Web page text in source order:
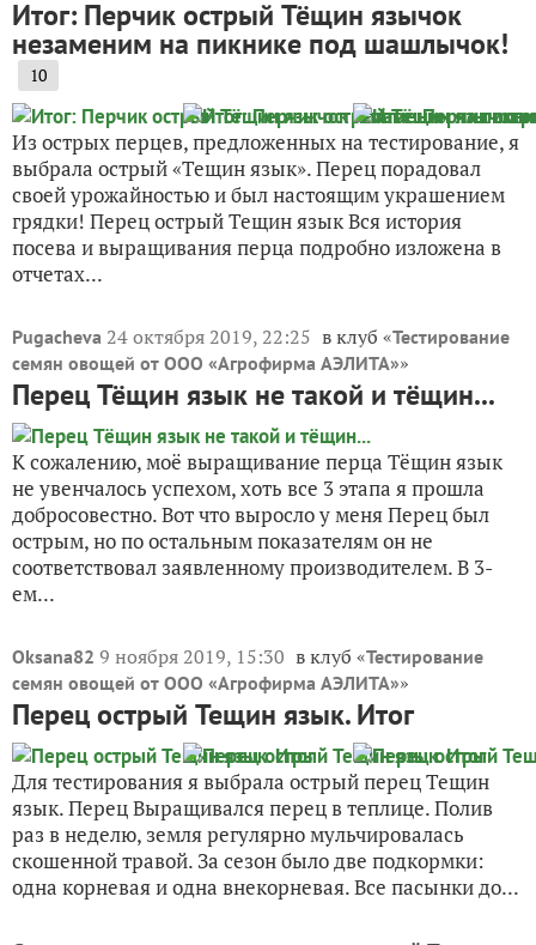
Ваш E-mail:
Или через:
добавить комментарий
Другие записи про
перец острый Тещин
язык (Аэлита)
IrinaN 5 сентября 2019, 00:10 в клуб «Тестирование
семян овощей от ООО «Агрофирма АЭЛИТА»»
Перец острый Тещин язык. Очень
острый, хоть сам невелик
Если жизнь стала казаться пресной, то самое время
посадить острый перец Тещин язык, что я и сделала.
Перец острый Тещин язык Для острого перца была
выделена целая грядка в открытом грунте. Сорт
Тещин язык — посажено семь кустиков. Высажена...
IrinaN 12 октября 2019, 18:40 в клуб «Тестирование
семян овощей от ООО «Агрофирма АЭЛИТА»»
Итог: Перчик острый Тёщин язычок